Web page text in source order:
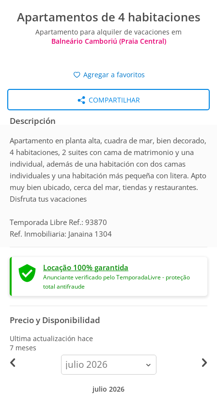
Apartamentos de 4 habitaciones
Apartamento para alquiler de vacaciones em
Balneário Camboriú (Praia Central)
Agregar a favoritos
COMPARTILHAR
Descripción
Apartamento en planta alta, cuadra de mar, bien decorado,
4 habitaciones, 2 suites con cama de matrimonio y una
individual, además de una habitación con dos camas
individuales y una habitación más pequeña con litera. Apto
muy bien ubicado, cerca del mar, tiendas y restaurantes.
Disfruta tus vacaciones
Temporada Libre Ref.: 93870
Ref. Inmobiliaria: Janaina 1304
Locação 100% garantida
Anunciante verificado pelo TemporadaLivre - proteção
total antifraude
Precio y Disponibilidad
Ultima actualización hace
7 meses
calendar-
month
julio 2026